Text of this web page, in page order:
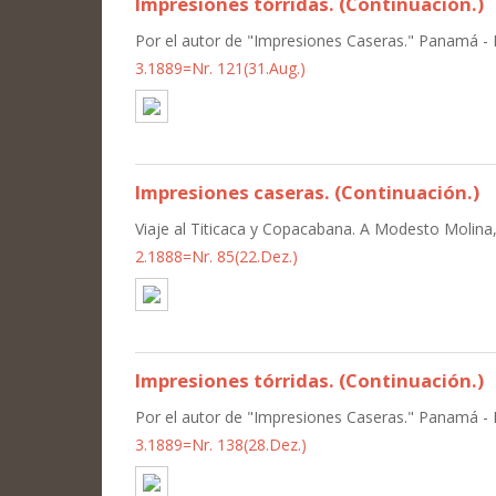
Por el autor de "Impresiones Caseras." Panamá -
3.1889=Nr. 121(31.Aug.)
Impresiones caseras. (Continuación.)
Viaje al Titicaca y Copacabana. A Modesto
2.1888=Nr. 85(22.Dez.)
Impresiones tórridas. (Continuación.)
Por el autor de "Impresiones Caseras." Panamá -
3.1889=Nr. 138(28.Dez.)